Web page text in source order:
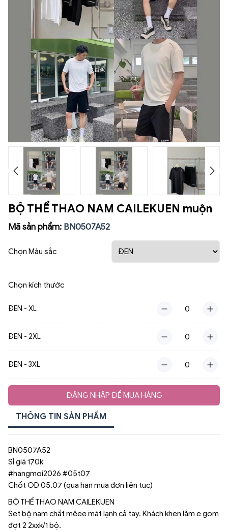
BỘ THỂ THAO NAM CAILEKUEN muộn
Mã sản phẩm: BN0507A52
Chọn Màu sắc
Chọn kích thước
ĐEN - XL
ĐEN - 2XL
ĐEN - 3XL
ĐĂNG NHẬP ĐỂ MUA HÀNG
THÔNG TIN SẢN PHẨM
BN0507A52
Sỉ giá 170k
#hangmoi2026 #05t07
Chốt OD 05.07 (qua hạn mua đơn liên tục)
BỘ THỂ THAO NAM CAILEKUEN
Set bộ nam chất mêee mát lạnh cả tay. Khách khen lắm e gom
đợt 2 2xxk/1 bộ.